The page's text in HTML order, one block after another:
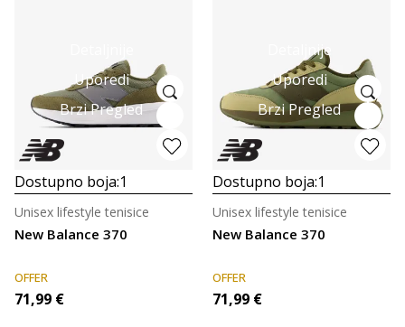
Uporedi
Brzi Pregled
Dostupno boja:1
New Balance 370
Unisex lifestyle tenisice
OFFER
71,99 €
Detaljnije
Uporedi
Brzi Pregled
Dostupno boja:1
New Balance 370
Unisex lifestyle tenisice
OFFER
71,99 €